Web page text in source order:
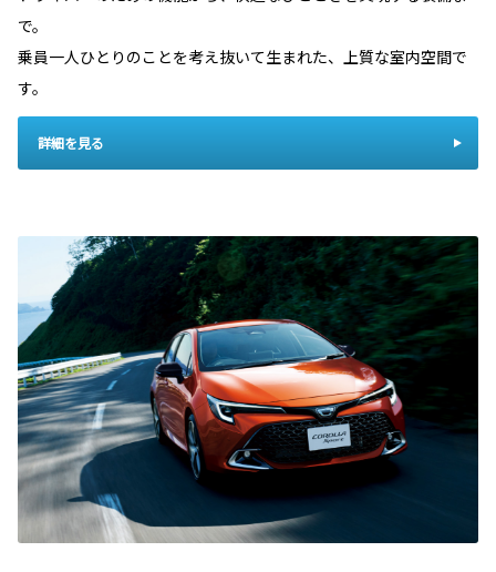
で。
乗員一人ひとりのことを考え抜いて生まれた、上質な室内空間で
す。
詳細を見る